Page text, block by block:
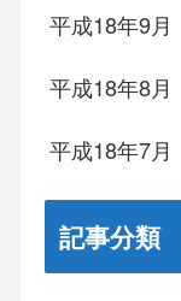
平成18年9月
平成18年8月
平成18年7月
記事分類